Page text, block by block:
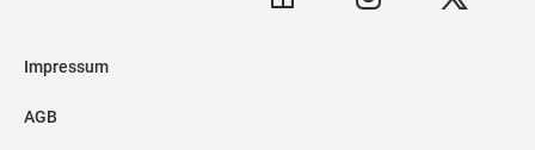
Impressum
AGB